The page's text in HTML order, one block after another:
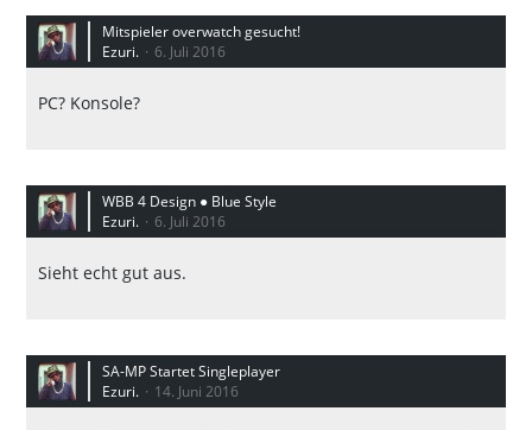
Mitspieler overwatch gesucht!
Ezuri.
6. Juli 2016
PC? Konsole?
WBB 4 Design ● Blue Style
Ezuri.
6. Juli 2016
Sieht echt gut aus.
SA-MP Startet Singleplayer
Ezuri.
14. Juni 2016